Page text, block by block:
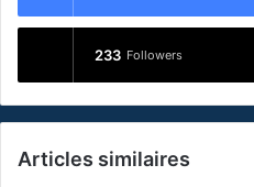
233 Followers
Articles similaires